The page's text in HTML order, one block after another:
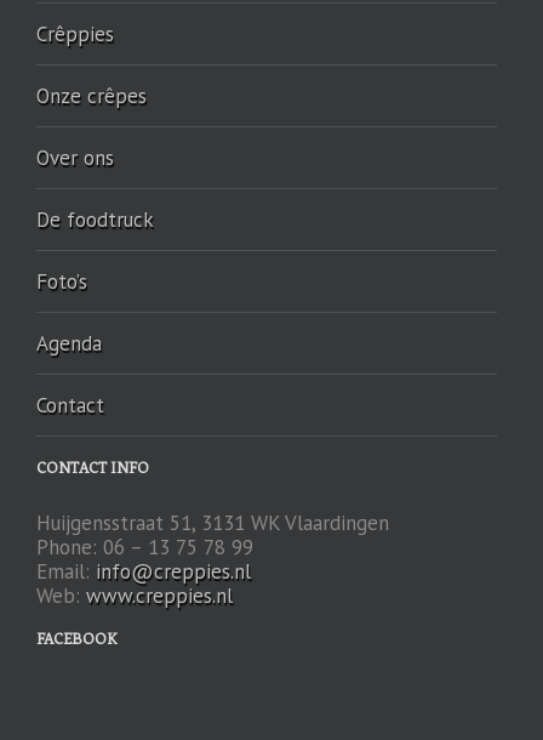
Crêppies
Onze crêpes
Over ons
De foodtruck
Foto’s
Agenda
Contact
CONTACT INFO
Huijgensstraat 51, 3131 WK Vlaardingen
Phone: 06 – 13 75 78 99
Email: info@creppies.nl
Web: www.creppies.nl
FACEBOOK